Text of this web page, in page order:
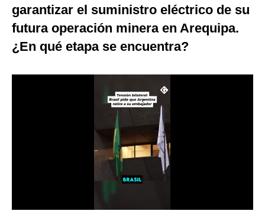
Gestión TV
Videos
De
garantizar el suministro eléctrico de su
futura operación minera en Arequipa.
¿En qué etapa se encuentra?